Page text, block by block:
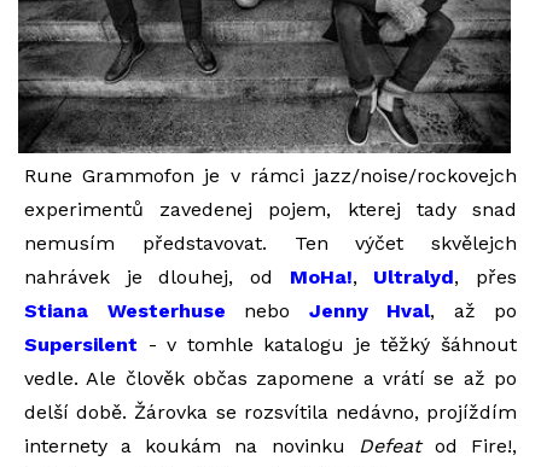
Rune Grammofon je v rámci jazz/noise/rockovejch
experimentů zavedenej pojem, kterej tady snad
nemusím představovat. Ten výčet skvělejch
nahrávek je dlouhej, od MoHa!, Ultralyd, přes
Stiana Westerhuse nebo Jenny Hval, až po
Supersilent - v tomhle katalogu je těžký šáhnout
vedle. Ale člověk občas zapomene a vrátí se až po
delší době. Žárovka se rozsvítila nedávno, projíždím
internety a koukám na novinku Defeatod Fire!,